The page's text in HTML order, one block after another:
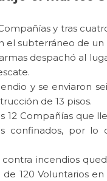
y tras
el subterráneo de
despachó al
y se enviaron
de 13 pisos.
12 Compañías que
confinados, por
incendios
120 Voluntarios